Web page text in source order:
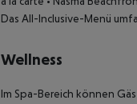
Das All-Inclusive-Menü
Wellness
Im Spa-Bereich können